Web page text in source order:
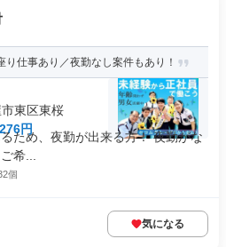
り仕事あり／夜勤なし案件もあり！
東区東桜
円
ため、夜勤が出来る方！ 夜勤がな
希...
個
気になる